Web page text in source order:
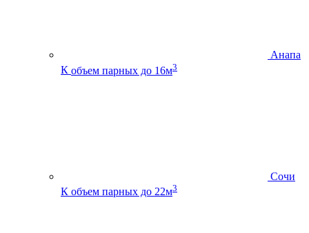
Анапа
К объем парных до 16м3
Сочи
К объем парных до 22м3